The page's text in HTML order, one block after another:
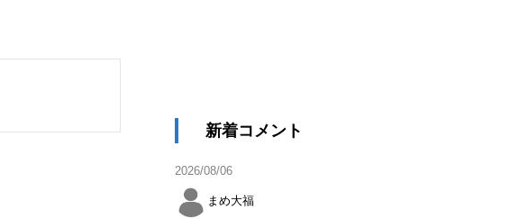
新着コメント
2026/08/06
まめ大福